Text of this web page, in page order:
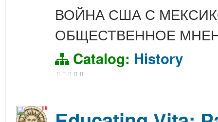
ВОЙНА США С
ОБЩЕСТВЕННОЕ
Catalog: History